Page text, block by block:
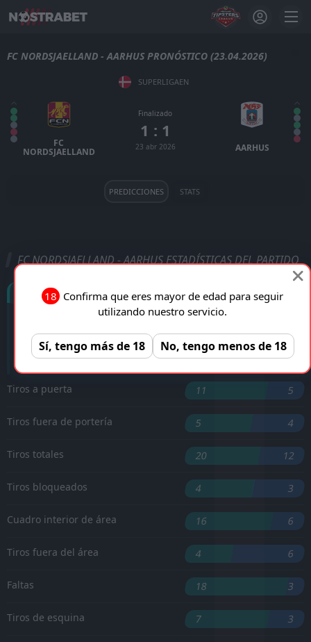
FC NORDSJAELLAND - AARHUS PRONÓSTICO (23.04.2026)
SUPERLIGAEN
FC
NORDSJAELLAND
Finalizado
1 : 1
23 abr 2026 AARHUS
PREDICCIONES STATS
FC NORDSJAELLAND - AARHUS ESTADÍSTICAS DEL PARTIDO
Goles
'83 ︎ L. Nene
Tiros a puerta 11 5
Tiros fuera de portería 5 4
Tiros totales 20 12
Tiros bloqueados 4 3
Cuadro interior de área 16 6
Tiros fuera del área 4 6
Faltas 18 3
Tiros de esquina 7 3
18 Confirma que eres mayor de edad para seguir
utilizando nuestro servicio.
Sí, tengo más de 18 No, tengo menos de 18